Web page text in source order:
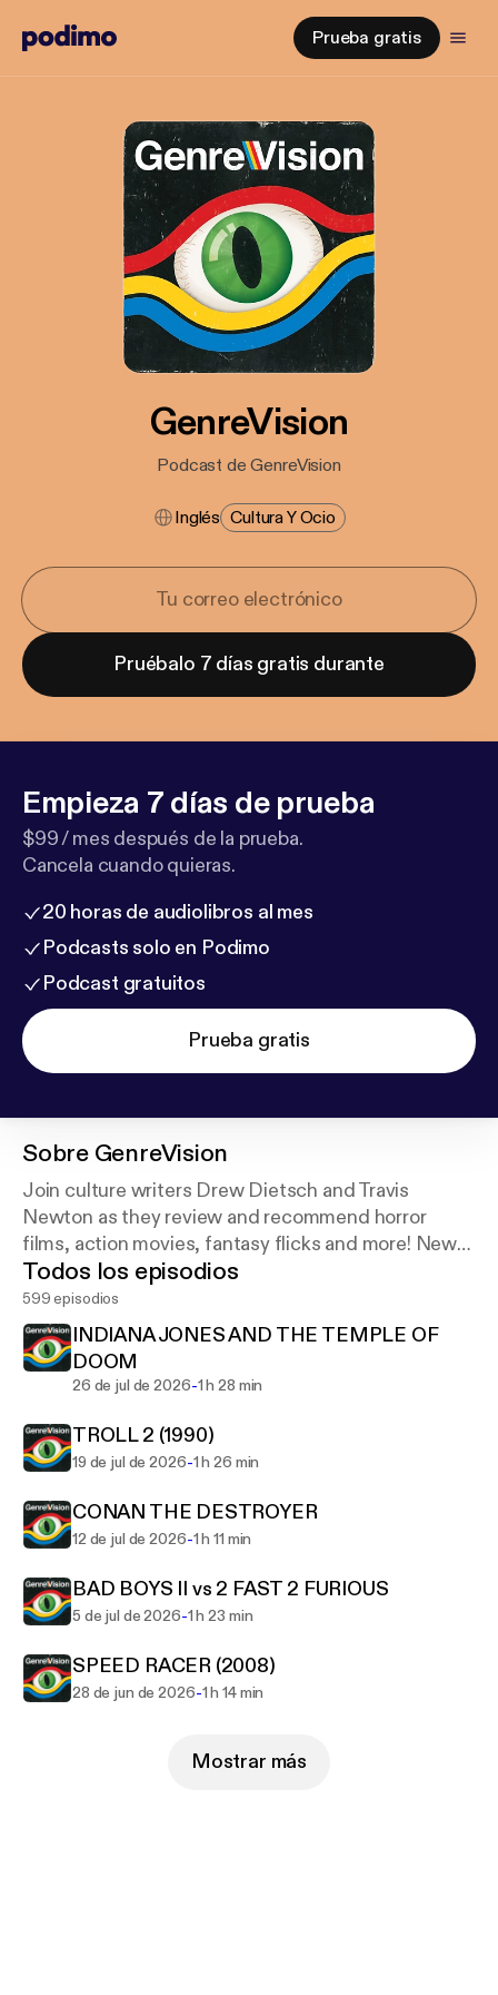
Prueba gratis
GenreVision
Podcast de GenreVision
Inglés Cultura Y Ocio
Pruébalo 7 días gratis durante
Empieza 7 días de prueba
$99 / mes después de la prueba.
Cancela cuando quieras.
20 horas de audiolibros al mes
Podcasts solo en Podimo
Podcast gratuitos
Prueba gratis
Sobre GenreVision
Join culture writers Drew Dietsch and Travis
Newton as they review and recommend horror
films, action movies, fantasy flicks and more! New
episodes every Sunday! (Formerly The Drew
Reviews.)
Todos los episodios
599 episodios
INDIANA JONES AND THE TEMPLE OF
DOOM
26 de jul de 2026-1 h 28 min
TROLL 2 (1990)
19 de jul de 2026-1 h 26 min
CONAN THE DESTROYER
12 de jul de 2026-1 h 11 min
BAD BOYS II vs 2 FAST 2 FURIOUS
5 de jul de 2026-1 h 23 min
SPEED RACER (2008)
28 de jun de 2026-1 h 14 min
Mostrar más